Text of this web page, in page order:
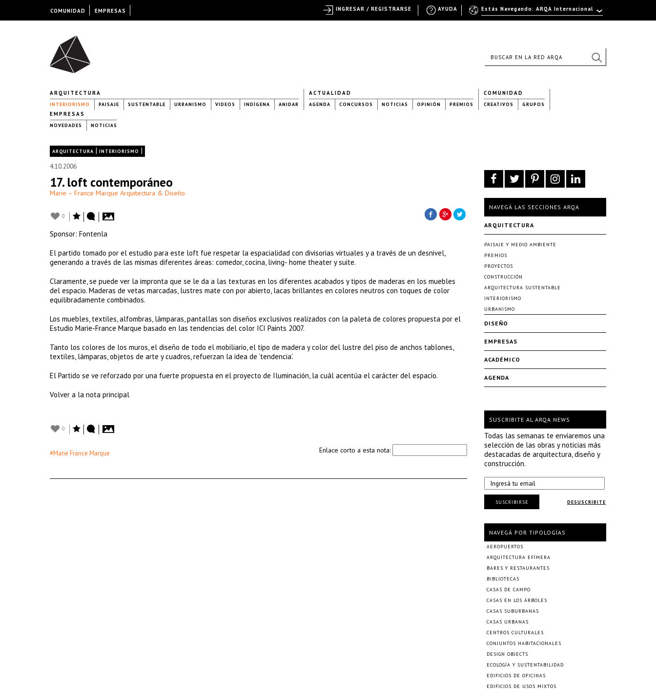
ARQUITECTURA
INTERIORISMO PAISAJE SUSTENTABLE URBANISMO VIDEOS INDÍGENA ANIDAR
ACTUALIDAD
AGENDA CONCURSOS NOTICIAS OPINIÓN PREMIOS
COMUNIDAD
CREATIVOS GRUPOS
EMPRESAS
NOVEDADES NOTICIAS
ARQUITECTURA | INTERIORISMO |
4.10.2006
17. loft contemporáneo
Marie – France Marque Arquitectura & Diseño
0
Sponsor: Fontenla
El partido tomado por el estudio para este loft fue respetar la espacialidad con divisorias virtuales y a través de un desnivel,
generando a través de las mismas diferentes áreas: comedor, cocina, living- home theater y suite.
Claramente, se puede ver la impronta que se le da a las texturas en los diferentes acabados y tipos de maderas en los muebles
del espacio. Maderas de vetas marcadas, lustres mate con por abierto, lacas brillantes en colores neutros con toques de color
equilibradamente combinados.
Los muebles, textiles, alfombras, lámparas, pantallas son diseños exclusivos realizados con la paleta de colores propuesta por el
Estudio Marie-France Marque basado en las tendencias del color ICI Paints 2007.
Tanto los colores de los muros, el diseño de todo el mobiliario, el tipo de madera y color del lustre del piso de anchos tablones,
textiles, lámparas, objetos de arte y cuadros, refuerzan la idea de ‘tendencia’.
El Partido se ve reforzado por una fuerte propuesta en el proyecto de Iluminación, la cuál acentúa el carácter del espacio.
Volver a la nota principal
0
#Marie France Marque Enlace corto a esta nota:
NAVEGÁ LAS SECCIONES ARQA
ARQUITECTURA
PAISAJE Y MEDIO AMBIENTE
PREMIOS
PROYECTOS
CONSTRUCCIÓN
ARQUITECTURA SUSTENTABLE
INTERIORISMO
URBANISMO
DISEÑO
EMPRESAS
ACADÉMICO
AGENDA
SUSCRIBITE AL ARQA NEWS
Todas las semanas te enviaremos una
selección de las obras y noticias más
destacadas de arquitectura, diseño y
construcción.
DESUSCRIBITE
SUSCRIBIRSE
NAVEGÁ POR TIPOLOGÍAS
AEROPUERTOS
ARQUITECTURA EFÍMERA
BARES Y RESTAURANTES
BIBLIOTECAS
CASAS DE CAMPO
CASAS EN LOS ÁRBOLES
CASAS SUBURBANAS
CASAS URBANAS
CENTROS CULTURALES
CONJUNTOS HABITACIONALES
DESIGN OBJECTS
ECOLOGÍA Y SUSTENTABILIDAD
EDIFICIOS DE OFICINAS
EDIFICIOS DE USOS MIXTOS
COMUNIDAD EMPRESAS Estás Navegando: ARQA Internacional
AYUDA
INGRESAR / REGISTRARSE